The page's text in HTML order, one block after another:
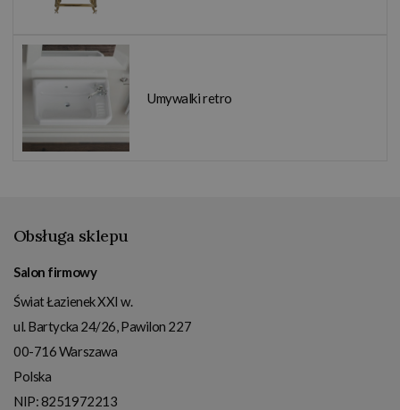
Umywalki retro
Obsługa sklepu
Salon firmowy
Świat Łazienek XXI w.
ul. Bartycka 24/26, Pawilon 227
00-716Warszawa
Polska
NIP:8251972213